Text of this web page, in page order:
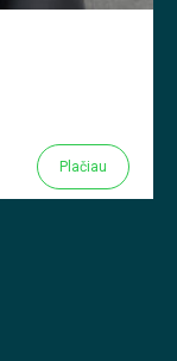
Plačiau